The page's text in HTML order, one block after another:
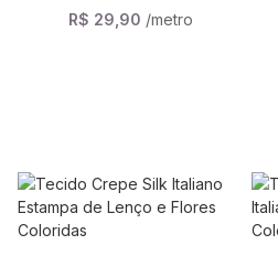
R$ 29,90 /metro